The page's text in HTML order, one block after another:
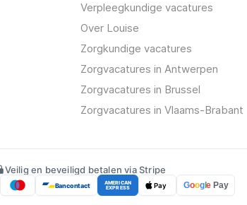
Verpleegkundige vacatures
Over Louise
Zorgkundige vacatures
Zorgvacatures in Antwerpen
Zorgvacatures in Brussel
Zorgvacatures in Vlaams-Brabant
Veilig en beveiligd betalen via Stripe
Bancontact AMERICAN
EXPRESS Pay Google Pay